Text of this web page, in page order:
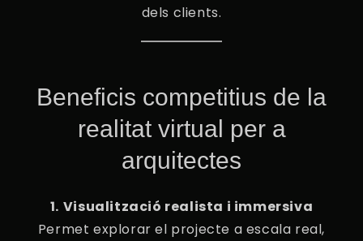
dels clients.
Beneficis competitius de la
realitat virtual per a
arquitectes
1.⁠ ⁠Visualització realista i immersiva
Permet explorar el projecte a escala real,